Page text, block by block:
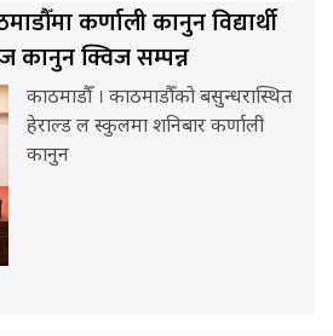
कर्णाली कानुन विद्यार्थी
क्विज सम्पन्न
काठमाडौँ । काठमाडौँको बसुन्धरास्थित
हेराल्ड ल स्कुलमा शनिबार कर्णाली
कानुन